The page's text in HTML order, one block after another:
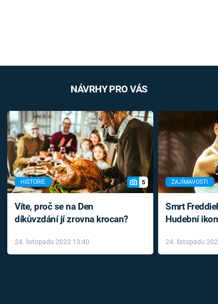
NÁVRHY PRO VÁS
HISTORIE 5
Víte, proč se na Den
díkůvzdání jí zrovna krocan?
24. listopadu 2022 13:40
ZAJÍMAVOSTI
Smrt
Hudební
léky
24. listopadu